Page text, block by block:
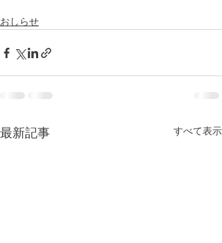
おしらせ
最新記事 すべて表示